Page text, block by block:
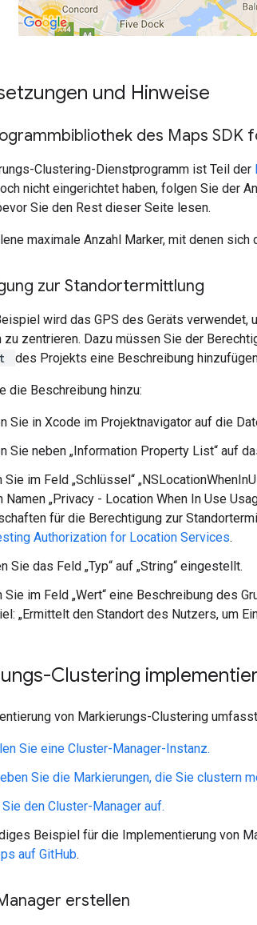
und Hinweise
des Maps SDK
Clustering-Dienstprogramm ist Teil der
nicht eingerichtet haben, folgen Sie der
Sie den Rest dieser Seite lesen.
maximale Anzahl Marker, mit denen
zur Standortermittlung
wird das GPS des Geräts
zu zentrieren. Dazu müssen Sie der
des Projekts eine Beschreibung
die Beschreibung hinzu:
Sie in Xcode im Projektnavigator auf die
Sie neben „Information Property List“ auf
Sie im Feld „Schlüssel“
Namen „Privacy - Location When In Use
für die Berechtigung zur
Authorization for Location Services.
Sie das Feld „Typ“ auf „String“ eingestellt.
Sie im Feld „Wert“ eine Beschreibung des
„Ermittelt den Standort des Nutzers, um
Clustering
von Markierungs-Clustering
Sie eine Cluster-Manager-Instanz.
Sie die Markierungen, die Sie clustern
Sie den Cluster-Manager auf.
Beispiel für die Implementierung von
auf GitHub.
erstellen